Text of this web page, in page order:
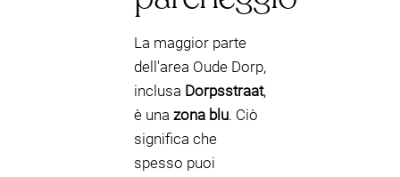
La maggior parte
dell'area Oude Dorp,
inclusa Dorpsstraat,
è una zona blu. Ciò
significa che
spesso puoi